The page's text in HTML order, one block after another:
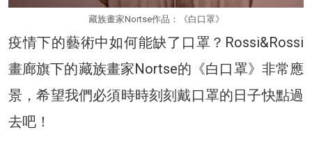
藏族畫家Nortse作品：《白口罩》
疫情下的藝術中如何能缺了口罩？Rossi&Rossi
畫廊旗下的藏族畫家Nortse的《白口罩》非常應
景，希望我們必須時時刻刻戴口罩的日子快點過
去吧！